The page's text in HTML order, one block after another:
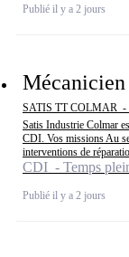
Publié il y a 2 jours
SATIS TT COLMAR -
Satis Industrie Colmar
CDI. Vos missions Au
interventions de
CDI - Temps
Publié il y a 2 jours